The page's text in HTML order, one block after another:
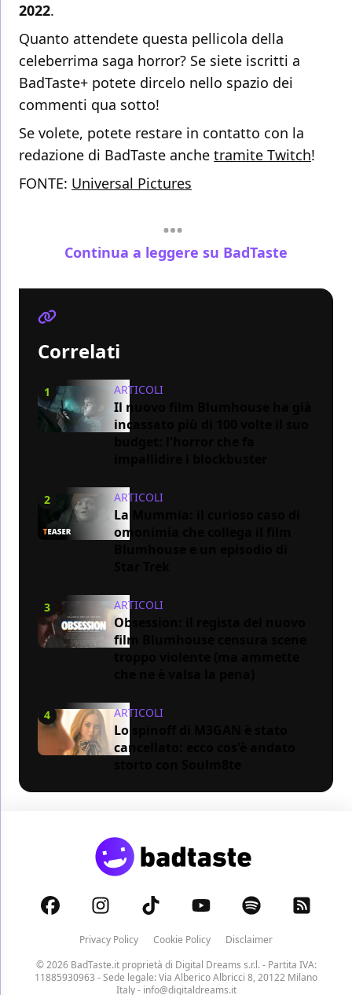
2022.
Quanto attendete questa pellicola della
celeberrima saga horror? Se siete iscritti a
BadTaste+ potete dircelo nello spazio dei
commenti qua sotto!
Se volete, potete restare in contatto con la
redazione di BadTaste anche tramite Twitch!
FONTE: Universal Pictures
Continua a leggere su BadTaste
Correlati
1 ARTICOLI
Il nuovo film Blumhouse ha già
incassato più di 100 volte il suo
2 ARTICOLI
La Mummia: il curioso caso di
omonimia che collega il film
3 ARTICOLI
Obsession: il regista del nuovo
film Blumhouse censura scene
4 ARTICOLI
Lo spinoff di M3GAN è stato
cancellato: ecco cos'è andato
Privacy Policy Cookie Policy
Disclaimer
© 2026 BadTaste.it proprietà di Digital Dreams s.r.l.- Partita IVA:
11885930963 - Sede legale: Via Alberico Albricci 8, 20122 Milano
Italy - info@digitaldreams.it